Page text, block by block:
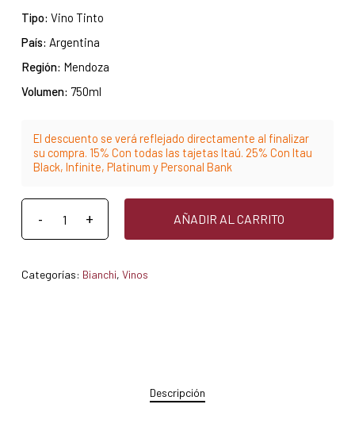
Tipo: Vino Tinto
País: Argentina
Región: Mendoza
Volumen: 750ml
El descuento se verá reflejado directamente al finalizar
su compra. 15% Con todas las tajetas Itaú. 25% Con Itau
Black, Infinite, Platinum y Personal Bank
AÑADIR AL CARRITO
Categorías: Bianchi, Vinos
Descripción